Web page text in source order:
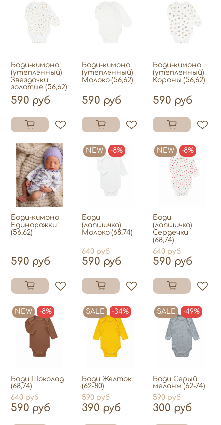
Боди-кимоно
(утепленный)
Звездочки
золотые (56,62)
590 руб
Боди-кимоно
(утепленный)
Молоко (56,62)
590 руб
Боди-кимоно
(утепленный)
Короны (56,62)
590 руб
Боди-кимоно
Единорожки
(56,62)
590 руб
NEW -8%
Боди
(лапшичка)
Mолоко (68,74)
640 руб
590 руб
NEW -8%
Боди
(лапшичка)
Сердечки
(68,74)
640 руб
590 руб
NEW -8%
Боди Шоколад
(68,74)
640 руб
590 руб
SALE -34%
Боди Желток
(62-80)
590 руб
390 руб
SALE -49%
Боди Серый
меланж (62-74)
590 руб
300 руб